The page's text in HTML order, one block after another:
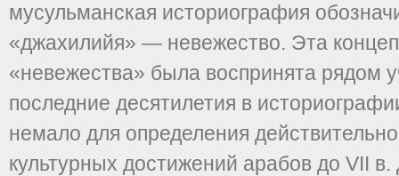
мусульманская историография
«джахилийя» — невежество. Эта
«невежества» была воспринята рядом
последние десятилетия в
немало для определения
культурных достижений арабов до VII в.